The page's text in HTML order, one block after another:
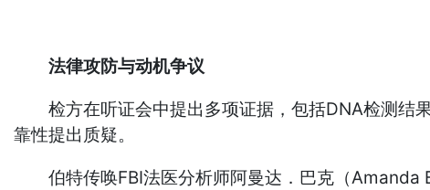
法律攻防与动机争议
检方在听证会中提出多项证据，包括DNA检测结
靠性提出质疑。
伯特传唤FBI法医分析师阿曼达．巴克（Amanda